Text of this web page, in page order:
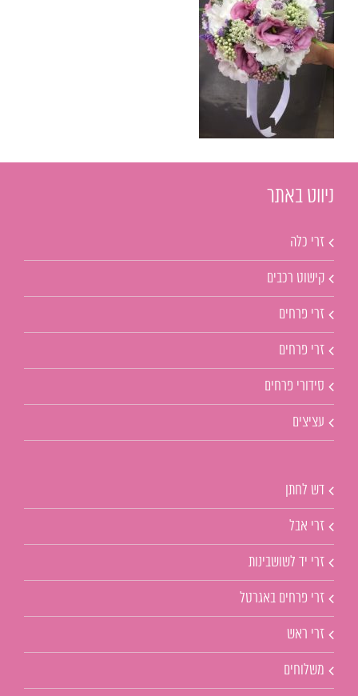
ניווט באתר
זרי כלה
קישוט רכבים
זרי פרחים
זרי פרחים
סידורי פרחים
עציצים
דש לחתן
זרי אבל
זרי יד לשושבינות
זרי פרחים באגרטל
זרי ראש
משלוחים